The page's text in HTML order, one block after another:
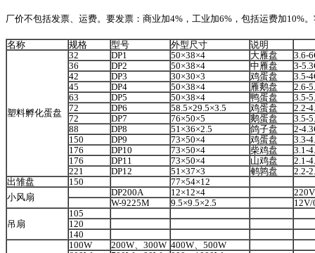
厂价不包括发票、运费。要发票：商业加4% ，工业加6% ，包括运费加10%
名称 规格 型号 外型尺寸 说明
塑料孵化蛋盘
32 DP1 50×38×4 大雁盘
3.6-
36
DP2 50×38×4 中雁盘
3-
42
DP3 30×30×3 鸡蛋盘
3.5-
45
DP4 50×38×4 雁鹅盘
2.6-
63
DP5 50×38×4 鸭蛋盘
3.5-
72
DP6 58.5×29.5×3.5 鸡蛋盘
2.2-
72
DP7 76×50×5 鹅蛋盘
3.5-
88
DP8 51×36×2.5 鸽子盘
2-
150
DP9 73×50×4 鸡蛋盘
3.3-
176
DP10 73×50×4 柴鸡盘
3.1-
176
DP11 73×50×4 山鸡盘
2.1-
221
DP12 51×37×3 鹌鹑盘
2.2-
出雏盘
150
77×54×12
小风扇
DP200A 12×12×4
W-9225M
9.5×9.5×2.5
12V/
吊扇
105
120
140
100W 200W、300W 400W、500W